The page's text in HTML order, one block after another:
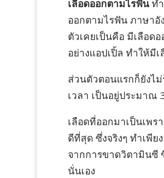
เลือดออกตามไรฟันทำ
ออกตามไรฟัน ภาษาอั
ตัวเคยเป็นคือ มีเลือด
อย่างแอปเปิ้ล ทำให้มี
ส่วนตัวตอนแรกก็ยังไ
เวลา เป็นอยู่ประมาณ
เลือดที่ออกมาเป็นเพ
ดีที่สุด ซึ่งจริงๆ ทำเพี
จากการขาดวิตามินซี
นั่นเอง